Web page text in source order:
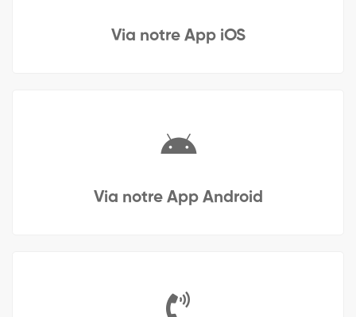
Via notre App iOS
Via notre App Android